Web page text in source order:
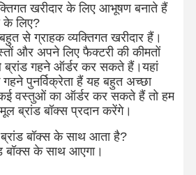
उत्पाद वीडियो हमारे बारे में
खरीदार के लिए आभूषण बनाते हैं
के लिए?
से ग्राहक व्यक्तिगत खरीदार हैं।
और अपने लिए फैक्टरी की कीमतों
ब्रांड गहने ऑर्डर कर सकते हैं।यहां
पुनर्विक्रेता हैं यह बहुत अच्छा
कई वस्तुओं का ऑर्डर कर सकते हैं तो हम
ब्रांड बॉक्स प्रदान करेंगे।
बॉक्स के साथ आता है?
बॉक्स के साथ आएगा।